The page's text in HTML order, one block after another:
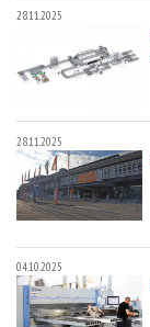
28.11.2025
28.11.2025
04.10.2025